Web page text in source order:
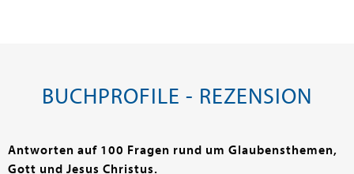
BUCHPROFILE - REZENSION
Antworten auf 100 Fragen rund um Glaubensthemen,
Gott und Jesus Christus.